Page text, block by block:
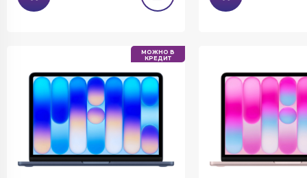
МОЖНО В
КРЕДИТ